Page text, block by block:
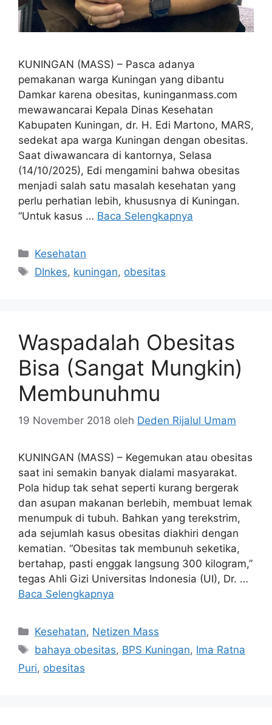
KUNINGAN (MASS) – Pasca adanya
pemakanan warga Kuningan yang dibantu
Damkar karena obesitas, kuninganmass.com
mewawancarai Kepala Dinas Kesehatan
Kabupaten Kuningan, dr. H. Edi Martono, MARS,
sedekat apa warga Kuningan dengan obesitas.
Saat diwawancara di kantornya, Selasa
(14/10/2025), Edi mengamini bahwa obesitas
menjadi salah satu masalah kesehatan yang
perlu perhatian lebih, khususnya di Kuningan.
“Untuk kasus … Baca Selengkapnya
Kategori
Kesehatan
Tag
DInkes, kuningan, obesitas
Waspadalah Obesitas
Bisa (Sangat Mungkin)
Membunuhmu
19 November 2018 oleh Deden Rijalul Umam
KUNINGAN (MASS) – Kegemukan atau obesitas
saat ini semakin banyak dialami masyarakat.
Pola hidup tak sehat seperti kurang bergerak
dan asupan makanan berlebih, membuat lemak
menumpuk di tubuh. Bahkan yang terekstrim,
ada sejumlah kasus obesitas diakhiri dengan
kematian. “Obesitas tak membunuh seketika,
bertahap, pasti enggak langsung 300 kilogram,”
tegas Ahli Gizi Universitas Indonesia (UI), Dr. …
Baca Selengkapnya
Kategori
Kesehatan, Netizen Mass
Tag
bahaya obesitas, BPS Kuningan, Ima Ratna
Puri, obesitas